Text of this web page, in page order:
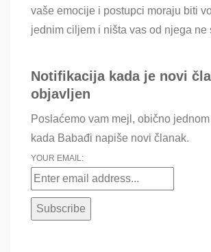
vaše emocije i postupci moraju biti
jednim ciljem i ništa vas od njega ne
Notifikacija kada je novi
objavljen
Poslaćemo vam mejl, obično
kada Babađi napiše novi članak.
YOUR EMAIL: